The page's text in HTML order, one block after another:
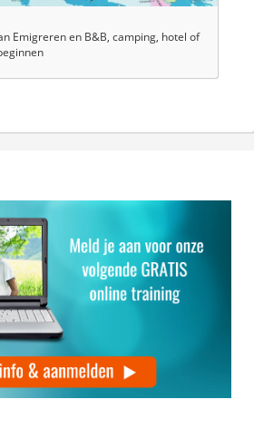
Emigreren en B&B, camping, hotel of